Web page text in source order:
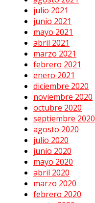
julio 2021
junio 2021
mayo 2021
abril 2021
marzo 2021
febrero 2021
enero 2021
diciembre 2020
noviembre 2020
octubre 2020
septiembre 2020
agosto 2020
julio 2020
junio 2020
mayo 2020
abril 2020
marzo 2020
febrero 2020